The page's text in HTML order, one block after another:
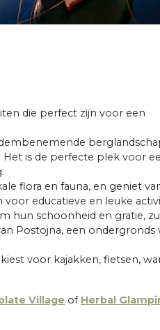
die perfect zijn voor een
is de perfecte plek voor
flora en fauna, en geniet
educatieve en leuke
hun schoonheid en gratie,
Postojna, een ondergronds
voor kajakken, fietsen,
Village of Herbal